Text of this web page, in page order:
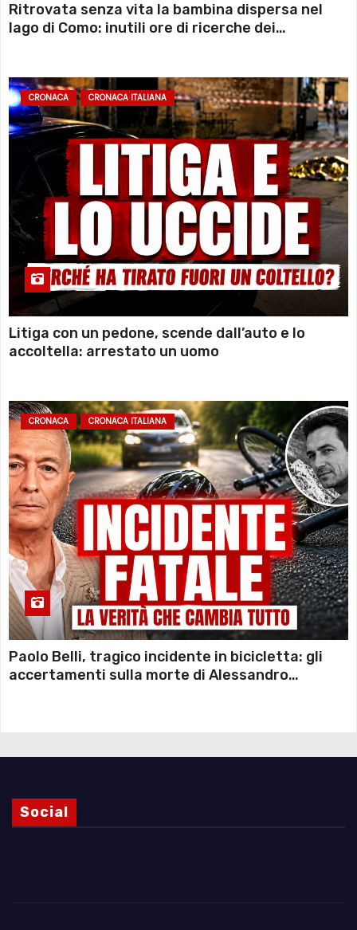
Ritrovata senza vita la bambina dispersa nel
lago di Como: inutili ore di ricerche dei
CRONACA CRONACA ITALIANA
Litiga con un pedone, scende dall’auto e lo
accoltella: arrestato un uomo
CRONACA CRONACA ITALIANA
Paolo Belli, tragico incidente in bicicletta: gli
accertamenti sulla morte di Alessandro
Social